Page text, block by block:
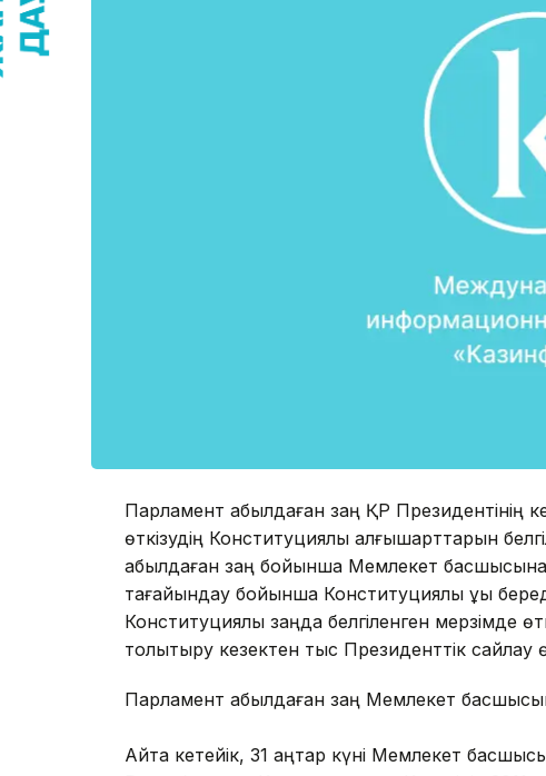
Парламент қабылдаған заң ҚР Президентінің
өткізудің Конституциялық алғышарттарын
қабылдаған заң бойынша Мемлекет
тағайындау бойынша Конституциялық құқық
Конституциялық заңда белгіленген мерзімде
толықтыру кезектен тыс Президенттік сайлау
Парламент қабылдаған заң Мемлекет
Айта кетейік, 31 қаңтар күні Мемлекет